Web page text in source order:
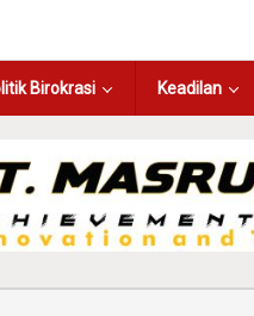
Birokrasi Keadilan